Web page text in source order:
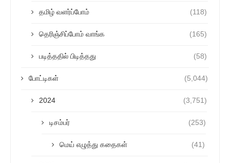
தமிழ் வளர்ப்போம் (118)
தெரிஞ்சிப்போம் வாங்க (165)
படித்ததில் பிடித்தது (58)
போட்டிகள் (5,044)
2024 (3,751)
டிசம்பர் (253)
மெய் எழுத்து கதைகள் (41)